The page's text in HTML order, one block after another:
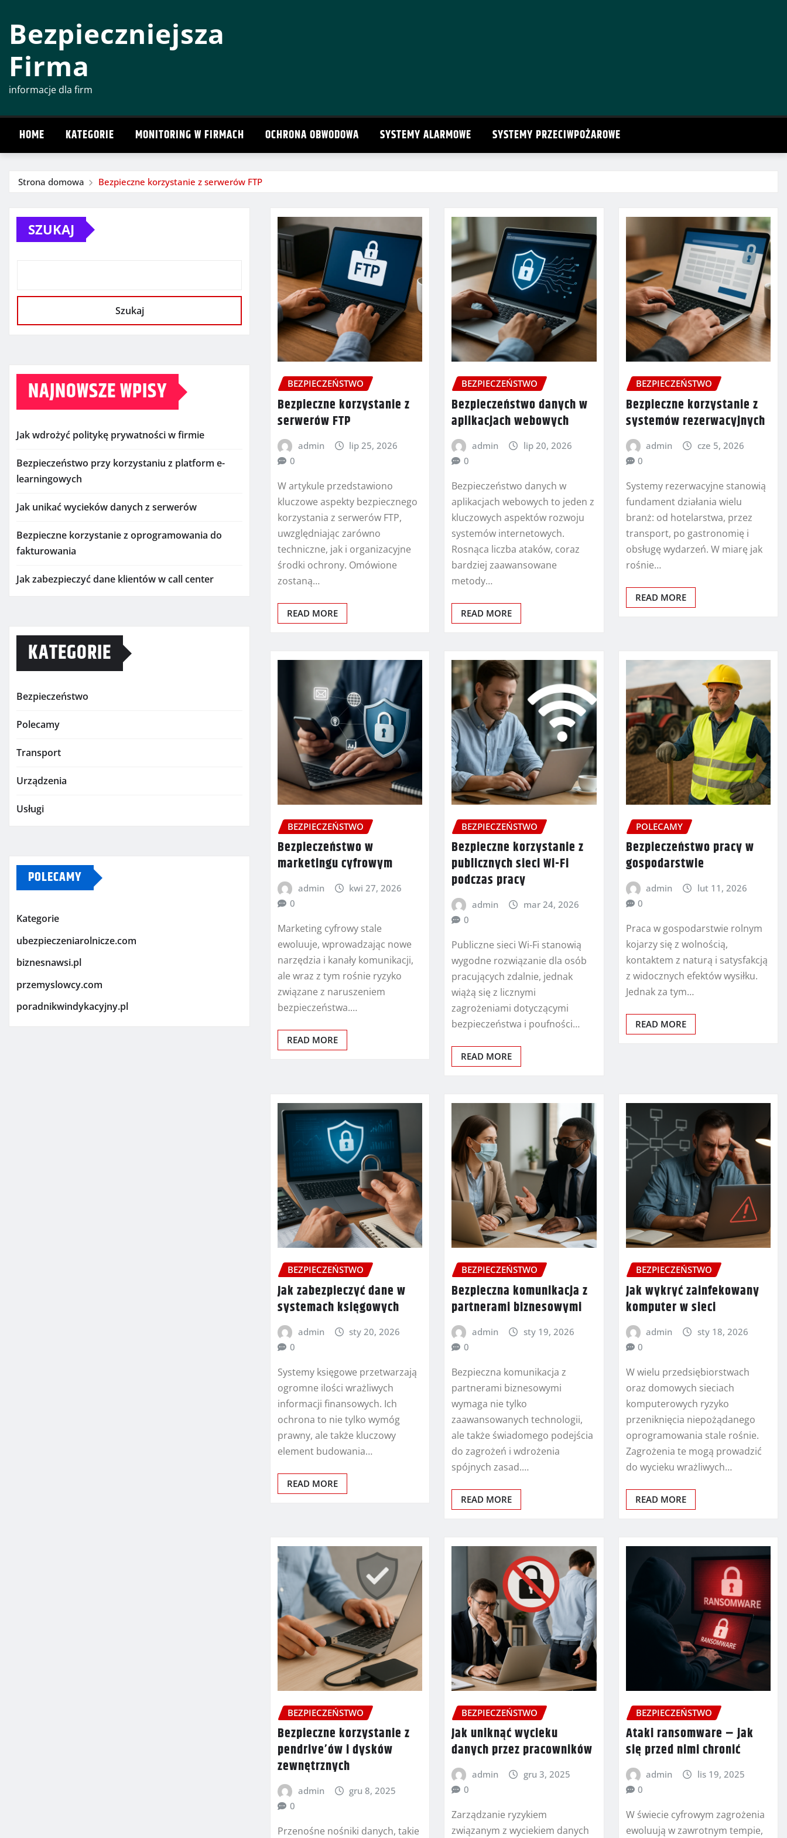
treściBezpieczniejsza
Firma
informacje dla firm
HOME KATEGORIE MONITORING W FIRMACH OCHRONA OBWODOWA SYSTEMY ALARMOWE SYSTEMY PRZECIWPOŻAROWE
Strona domowa Bezpieczne korzystanie z serwerów FTP
SZUKAJ
Szukaj
NAJNOWSZE WPISY
Jak wdrożyć politykę prywatności w firmie
Bezpieczeństwo przy korzystaniu z platform e-
learningowych
Jak unikać wycieków danych z serwerów
Bezpieczne korzystanie z oprogramowania do
fakturowania
Jak zabezpieczyć dane klientów w call center
KATEGORIE
Bezpieczeństwo
Polecamy
Transport
Urządzenia
Usługi
POLECAMY
Kategorie
ubezpieczeniarolnicze.com
biznesnawsi.pl
przemyslowcy.com
poradnikwindykacyjny.pl
BEZPIECZEŃSTWO
Bezpieczne korzystanie z
serwerów FTP
admin
lip 25, 2026
0
W artykule przedstawiono
kluczowe aspekty bezpiecznego
korzystania z serwerów FTP,
uwzględniając zarówno
techniczne, jak i organizacyjne
środki ochrony. Omówione
zostaną…
READ MORE
BEZPIECZEŃSTWO
Bezpieczeństwo danych w
aplikacjach webowych
admin
lip 20, 2026
0
Bezpieczeństwo danych w
aplikacjach webowych to jeden z
kluczowych aspektów rozwoju
systemów internetowych.
Rosnąca liczba ataków, coraz
bardziej zaawansowane
metody…
READ MORE
BEZPIECZEŃSTWO
Bezpieczne korzystanie z
systemów rezerwacyjnych
admin
cze 5, 2026
0
Systemy rezerwacyjne stanowią
fundament działania wielu
branż: od hotelarstwa, przez
transport, po gastronomię i
obsługę wydarzeń. W miarę jak
rośnie…
READ MORE
BEZPIECZEŃSTWO
Bezpieczeństwo w
marketingu cyfrowym
admin
kwi 27, 2026
0
Marketing cyfrowy stale
ewoluuje, wprowadzając nowe
narzędzia i kanały komunikacji,
ale wraz z tym rośnie ryzyko
związane z naruszeniem
bezpieczeństwa.…
READ MORE
BEZPIECZEŃSTWO
Bezpieczne korzystanie z
publicznych sieci Wi-Fi
podczas pracy
admin
mar 24, 2026
0
Publiczne sieci Wi-Fi stanowią
wygodne rozwiązanie dla osób
pracujących zdalnie, jednak
wiążą się z licznymi
zagrożeniami dotyczącymi
bezpieczeństwa i poufności…
READ MORE
POLECAMY
Bezpieczeństwo pracy w
gospodarstwie
admin
lut 11, 2026
0
Praca w gospodarstwie rolnym
kojarzy się z wolnością,
kontaktem z naturą i satysfakcją
z widocznych efektów wysiłku.
Jednak za tym…
READ MORE
BEZPIECZEŃSTWO
Jak zabezpieczyć dane w
systemach księgowych
admin
sty 20, 2026
0
Systemy księgowe przetwarzają
ogromne ilości wrażliwych
informacji finansowych. Ich
ochrona to nie tylko wymóg
prawny, ale także kluczowy
element budowania…
READ MORE
BEZPIECZEŃSTWO
Bezpieczna komunikacja z
partnerami biznesowymi
admin
sty 19, 2026
0
Bezpieczna komunikacja z
partnerami biznesowymi
wymaga nie tylko
zaawansowanych technologii,
ale także świadomego podejścia
do zagrożeń i wdrożenia
spójnych zasad.…
READ MORE
BEZPIECZEŃSTWO
Jak wykryć zainfekowany
komputer w sieci
admin
sty 18, 2026
0
W wielu przedsiębiorstwach
oraz domowych sieciach
komputerowych ryzyko
przeniknięcia niepożądanego
oprogramowania stale rośnie.
Zagrożenia te mogą prowadzić
do wycieku wrażliwych…
READ MORE
BEZPIECZEŃSTWO
Bezpieczne korzystanie z
pendrive’ów i dysków
zewnętrznych
admin
gru 8, 2025
0
Przenośne nośniki danych, takie
BEZPIECZEŃSTWO
Jak uniknąć wycieku
danych przez pracowników
admin
gru 3, 2025
0
Zarządzanie ryzykiem
związanym z wyciekiem danych
BEZPIECZEŃSTWO
Ataki ransomware – jak
się przed nimi chronić
admin
lis 19, 2025
0
W świecie cyfrowym zagrożenia
ewoluują w zawrotnym tempie,